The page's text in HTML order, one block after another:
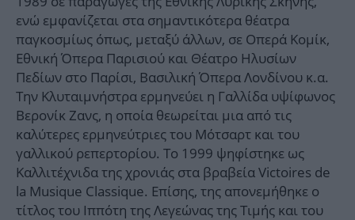
ενώ εμφανίζεται στα σημαντικότερα θέατρα
παγκοσμίως όπως, μεταξύ άλλων, σε Οπερά Κομίκ,
Εθνική Όπερα Παρισιού και Θέατρο Ηλυσίων
Πεδίων στο Παρίσι, Βασιλική Όπερα Λονδίνου κ.α.
Την Κλυταιμνήστρα ερμηνεύει η Γαλλίδα υψίφωνος
Βερονίκ Ζανς, η οποία θεωρείται μια από τις
καλύτερες ερμηνεύτριες του Μότσαρτ και του
γαλλικού ρεπερτορίου. Το 1999 ψηφίστηκε ως
Καλλιτέχνιδα της χρονιάς στα βραβεία Victoires de
la Musique Classique. Επίσης, της απονεμήθηκε ο
τίτλος του Ιππότη της Λεγεώνας της Τιμής και του